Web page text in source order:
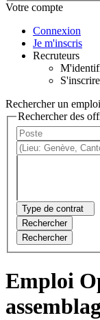
Votre compte
Connexion
Je m'inscris
Recruteurs
S'inscrire
Rechercher un emploi
Rechercher des
Type de contrat
Rechercher
Rechercher
Emploi